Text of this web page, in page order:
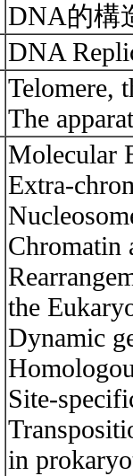
DNA的構
DNA
Telomere,
The
Molecular
Extra-
Chromatin
the
Dynamic
Site-
in